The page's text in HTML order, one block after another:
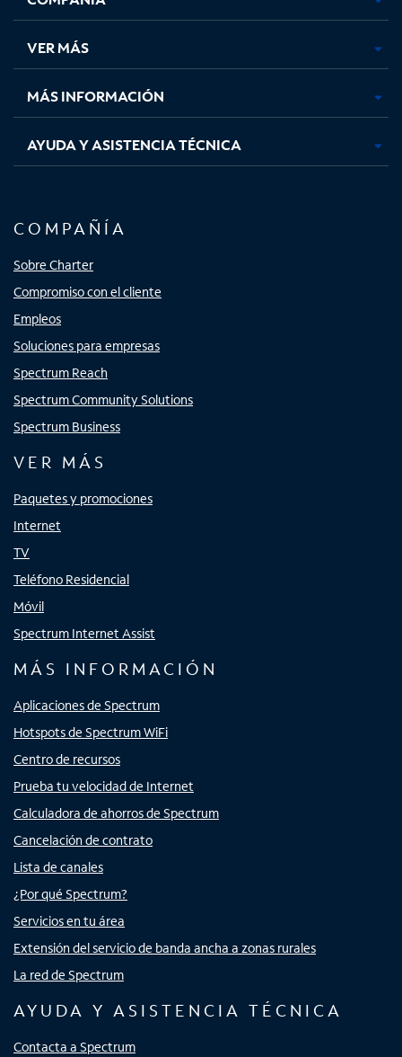
en
pestaña
nueva
en
pestaña
nueva
en
pestaña
nueva
en
nueva
VER MÁS
MÁS INFORMACIÓN
AYUDA Y ASISTENCIA TÉCNICA
COMPAÑÍA
Sobre Charter
Compromiso con el cliente
Empleos
Soluciones para empresas
Spectrum Reach
Spectrum Community Solutions
Spectrum Business
VER MÁS
Paquetes y promociones
Internet
TV
Teléfono Residencial
Móvil
Spectrum Internet Assist
MÁS INFORMACIÓN
Aplicaciones de Spectrum
Hotspots de Spectrum WiFi
Centro de recursos
Prueba tu velocidad de Internet
Calculadora de ahorros de Spectrum
Cancelación de contrato
Lista de canales
¿Por qué Spectrum?
Servicios en tu área
Extensión del servicio de banda ancha a zonas rurales
La red de Spectrum
AYUDA Y ASISTENCIA TÉCNICA
Contacta a Spectrum